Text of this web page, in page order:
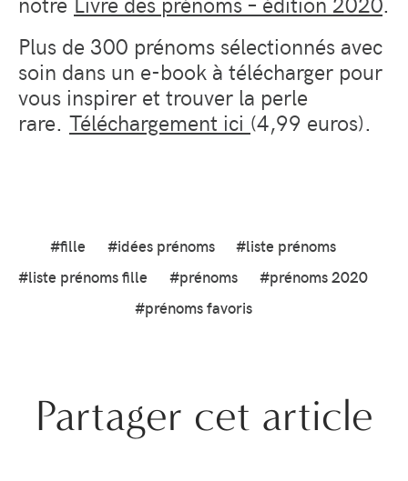
Plus de 300 prénoms sélectionnés avec
soin dans un e-book à télécharger pour
vous inspirer et trouver la perle
rare. Téléchargement ici (4,99 euros).
#fille #idées prénoms
#liste prénoms
#liste prénoms fille
#prénoms
#prénoms 2020
#prénoms favoris
Partager cet article